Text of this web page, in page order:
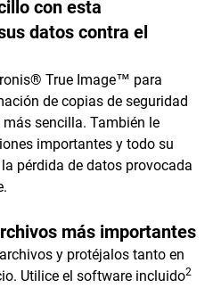
con esta
datos contra el
True Image™ para
de copias de seguridad
sencilla. También le
importantes y todo su
pérdida de datos provocada
más importantes
y protéjalos tanto en
Utilice el software incluido2